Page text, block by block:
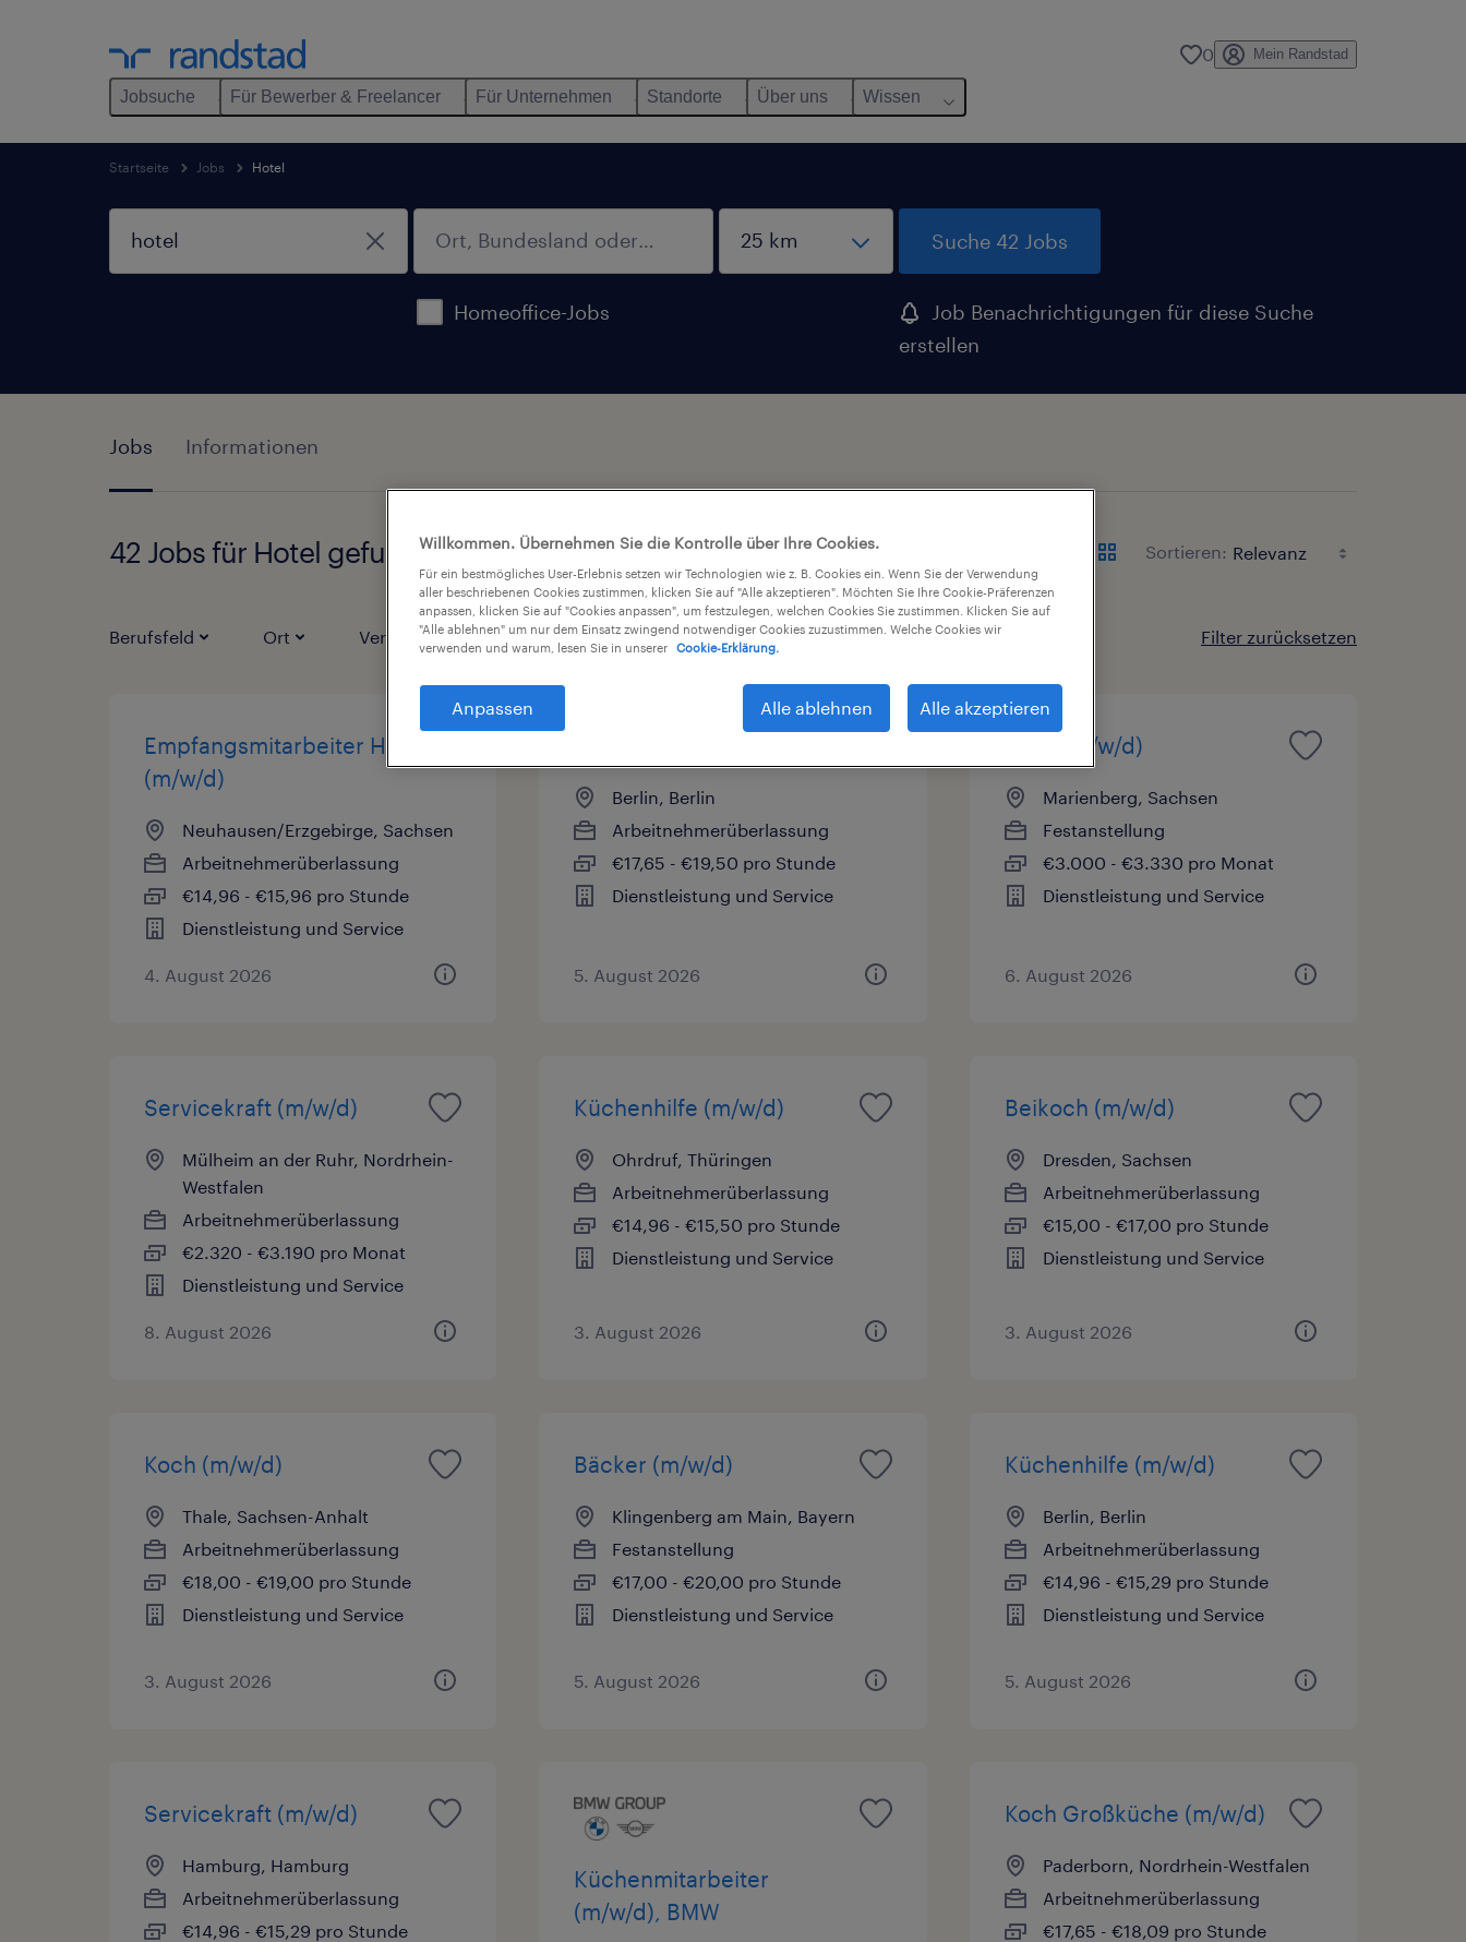
Jobsuche Für Bewerber & Freelancer Für Unternehmen Standorte Über uns Wissen
0 Mein Randstad
Startseite Jobs Hotel
Homeoffice-Jobs
Suche 42 Jobs
Job Benachrichtigungen für diese Suche
erstellen
Jobs Informationen
42 Jobs für Hotel gefunden Sortieren:
Berufsfeld Ort Vertragsart Gehalt Arbeitszeit Filter zurücksetzen
Empfangsmitarbeiter Hotel
(m/w/d)
Neuhausen/Erzgebirge, Sachsen
Arbeitnehmerüberlassung
€14,96 - €15,96 pro Stunde
Dienstleistung und Service
4. August 2026
Berlin, Berlin
Arbeitnehmerüberlassung
€17,65 - €19,50 pro Stunde
Dienstleistung und Service
5. August 2026
Koch (m/w/d)
Marienberg, Sachsen
Festanstellung
€3.000 - €3.330 pro Monat
Dienstleistung und Service
6. August 2026
Servicekraft (m/w/d)
Mülheim an der Ruhr, Nordrhein-
Westfalen
Arbeitnehmerüberlassung
€2.320 - €3.190 pro Monat
Dienstleistung und Service
8. August 2026
Küchenhilfe (m/w/d)
Ohrdruf, Thüringen
Arbeitnehmerüberlassung
€14,96 - €15,50 pro Stunde
Dienstleistung und Service
3. August 2026
Beikoch (m/w/d)
Dresden, Sachsen
Arbeitnehmerüberlassung
€15,00 - €17,00 pro Stunde
Dienstleistung und Service
3. August 2026
Koch (m/w/d)
Thale, Sachsen-Anhalt
Arbeitnehmerüberlassung
€18,00 - €19,00 pro Stunde
Dienstleistung und Service
3. August 2026
Bäcker (m/w/d)
Klingenberg am Main, Bayern
Festanstellung
€17,00 - €20,00 pro Stunde
Dienstleistung und Service
5. August 2026
Küchenhilfe (m/w/d)
Berlin, Berlin
Arbeitnehmerüberlassung
€14,96 - €15,29 pro Stunde
Dienstleistung und Service
5. August 2026
Servicekraft (m/w/d)
Hamburg, Hamburg
Arbeitnehmerüberlassung
€14,96 - €15,29 pro Stunde
Küchenmitarbeiter
(m/w/d), BMW
Koch Großküche (m/w/d)
Paderborn, Nordrhein-Westfalen
Arbeitnehmerüberlassung
€17,65 - €18,09 pro Stunde
Willkommen. Übernehmen Sie die Kontrolle über Ihre Cookies.
Für ein bestmögliches User-Erlebnis setzen wir Technologien wie z. B. Cookies ein. Wenn Sie der Verwendung
aller beschriebenen Cookies zustimmen, klicken Sie auf "Alle akzeptieren". Möchten Sie Ihre Cookie-Präferenzen
anpassen, klicken Sie auf "Cookies anpassen", um festzulegen, welchen Cookies Sie zustimmen. Klicken Sie auf
"Alle ablehnen" um nur dem Einsatz zwingend notwendiger Cookies zuzustimmen. Welche Cookies wir
verwenden und warum, lesen Sie in unserer
Cookie-Erklärung.
Anpassen Alle ablehnen Alle akzeptieren